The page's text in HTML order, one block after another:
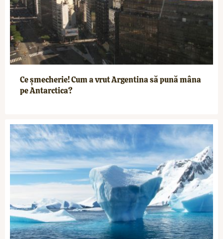
Ce șmecherie! Cum a vrut Argentina să pună mâna
pe Antarctica?